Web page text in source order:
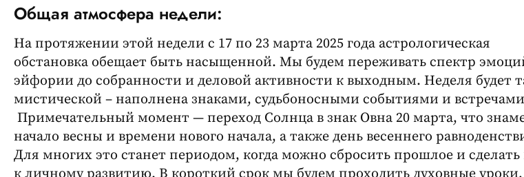
Общая атмосфера недели:
На протяжении этой недели с 17 по 23 марта 2025 года астрологическая
обстановка обещает быть насыщенной. Мы будем переживать спектр
эйфории до собранности и деловой активности к выходным. Неделя будет
мистической – наполнена знаками, судьбоносными событиями и
Примечательный момент — переход Солнца в знак Овна 20 марта, что
начало весны и времени нового начала, а также день весеннего
Для многих это станет периодом, когда можно сбросить прошлое и